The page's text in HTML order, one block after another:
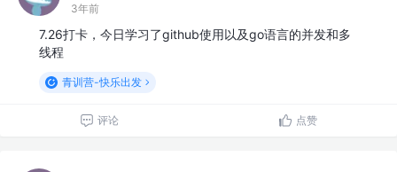
3年前
7.26打卡，今日学习了github使用以及go语言的并发和多
线程
青训营-快乐出发
评论 点赞